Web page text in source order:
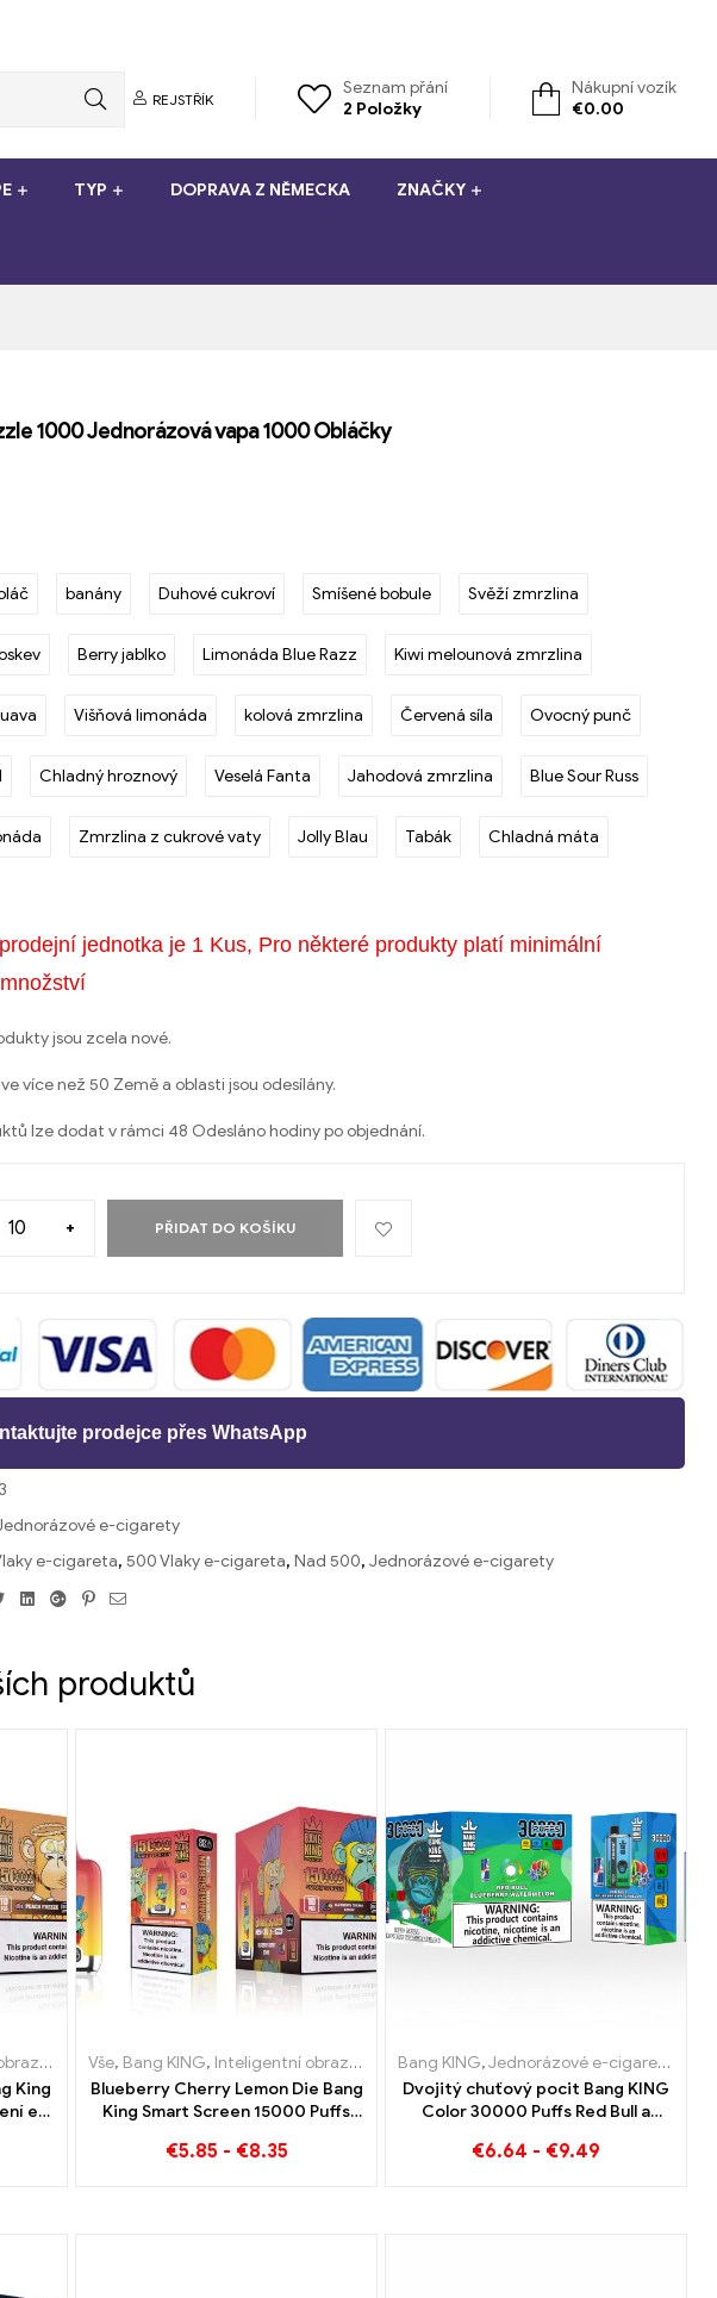
REJSTŘÍK
Seznam přání
2 Položky
Nákupní vozík
€0.00
TYP DOPRAVA Z NĚMECKA ZNAČKY
1000 Jednorázová vapa 1000 Obláčky
banány Duhové cukroví Smíšené bobule Svěží zmrzlina
Berry jablko Limonáda Blue Razz Kiwi melounová zmrzlina
Višňová limonáda kolová zmrzlina Červená síla Ovocný punč
Chladný hroznový Veselá Fanta Jahodová zmrzlina Blue Sour Russ
Zmrzlina z cukrové vaty Jolly Blau Tabák Chladná máta
jednotka je 1 Kus, Pro některé produkty platí minimální
jsou zcela nové.
více než 50 Země a oblasti jsou odesílány.
lze dodat v rámci 48 Odesláno hodiny po objednání.
+ PŘIDAT DO KOŠÍKU
prodejce přes WhatsApp
e-cigarety
e-cigareta,500 Vlaky e-cigareta,Nad 500,Jednorázové e-cigarety
CvrlikáníLinkedinGoogle+Pinterest
E-
produktů
cigarety Nizozemsko,Jednorázové e-cigarety Rakousko,Jednorázové e-cigarety Polsko
e-cigarety Belgie,Jednorázové e-cigarety Bulharsko,Jednorázové e-cigarety Dánsko
15000 Puff ,Jednorázové e-cigarety Litva,Jednorázové e-cigarety
King
e-
Vše, Bang KING, Inteligentní obrazovka Bang King 15000 Puff ,Jednorázové e-
Blueberry Cherry Lemon Die Bang
King Smart Screen 15000 Puffs
cigarety
€5.85 - €8.35
Bang KING,Jednorázové e-cigarety
Dvojitý chuťový pocit Bang KING
Color 30000 Puffs Red Bull a
Jednorázová e-cigareta bafne
€6.64 - €9.49